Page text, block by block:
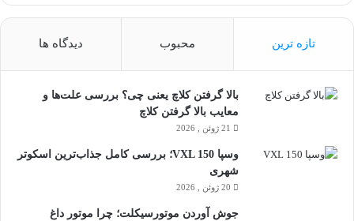
تازه ترین محبوب دیدگاه ها
بالا گرفتن کلاچ یعنی چی؟ بررسی علت‌ها و
معایب بالا گرفتن کلاچ
21 ژوئن , 2026
وسپا VXL 150؛ بررسی کامل جذاب‌ترین اسکوتر
شهری
20 ژوئن , 2026
جوش آوردن موتورسیکلت؛ چرا موتور داغ